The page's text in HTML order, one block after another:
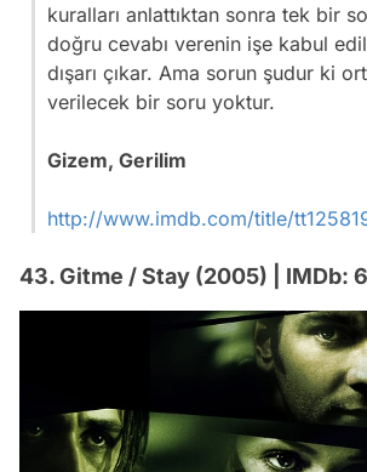
kuralları anlattıktan sonra tek bir
doğru cevabı verenin işe kabul
dışarı çıkar. Ama sorun şudur ki
verilecek bir soru yoktur.
Gizem, Gerilim
http://www.imdb.com/title/
43. Gitme / Stay (2005) | IMDb: